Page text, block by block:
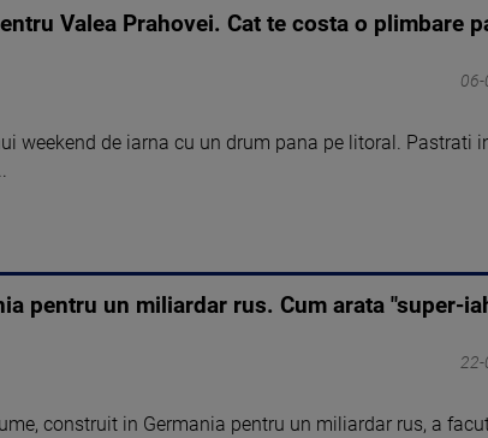
Valea Prahovei. Cat te costa o plimbare
weekend de iarna cu un drum pana pe litoral. Pastrati
pentru un miliardar rus. Cum arata "super-
construit in Germania pentru un miliardar rus, a